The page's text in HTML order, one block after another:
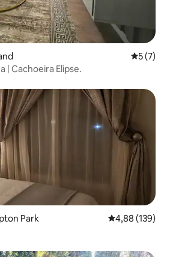
5 de
5 (7)
| Cachoeira Elipse.
Park 4,88 de uma
4,88 (139)